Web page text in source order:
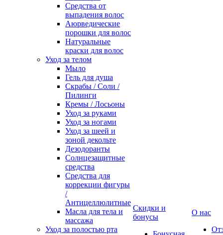
Средства от
выпадения волос
Аюрведические
порошки для волос
Натуральные
краски для волос
Уход за телом
Мыло
Гель для душа
Скрабы / Соли /
Пилинги
Кремы / Лосьоны
Уход за руками
Уход за ногами
Уход за шеей и
зоной декольте
Дезодоранты
Солнцезащитные
средства
Средства для
коррекции фигуры
/
Антицеллюлитные
Масла для тела и
массажа
Уход за полостью рта
Скидки и
бонусы
О нас